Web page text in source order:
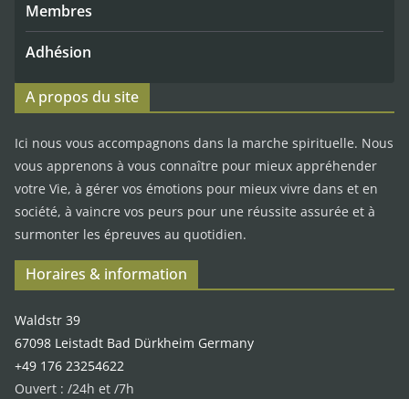
Membres
Adhésion
A propos du site
Ici nous vous accompagnons dans la marche spirituelle. Nous
vous apprenons à vous connaître pour mieux appréhender
votre Vie, à gérer vos émotions pour mieux vivre dans et en
société, à vaincre vos peurs pour une réussite assurée et à
surmonter les épreuves au quotidien.
Horaires & information
Waldstr 39
67098 Leistadt Bad Dürkheim Germany
+49 176 23254622
Ouvert : /24h et /7h